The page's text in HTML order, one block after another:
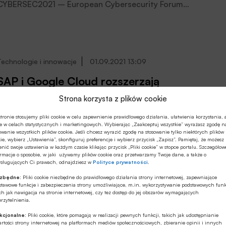
Strona korzysta z plików cookie
stosujemy pliki cookie w celu zapewnienie prawidłowego działania, ułatwienia korzystania, a
w celach statystycznych i marketingowych. Wybierając „Zaakceptuj wszystkie” wyrażasz zgodę
wszystkich plików cookie. Jeśli chcesz wyrazić zgodę na stosowanie tylko niektórych plików
wybierz „Ustawienia”, skonfiguruj preferencje i wybierz przycisk „Zapisz”. Pamiętaj, że możesz
swoje ustawienia w każdym czasie klikając przycisk „Pliki cookie” w stopce portalu.
o sposobie, w jaki używamy plików cookie oraz przetwarzamy Twoje dane, a także o
Ci prawach, odnajdziesz wPolityce prywatności
Pliki cookie niezbędne do prawidłowego działania strony internetowej, zapewniające
funkcje i zabezpieczenia strony umożliwiające, m.in. wykorzystywanie podstawowych
jak nawigacja na stronie internetowej, czy tez dostęp do jej obszarów wymagających
Pliki cookie, które pomagają w realizacji pewnych funkcji, takich jak udostępnianie
strony internetowej na platformach mediów społecznościowych, zbieranie opinii i innych
– European Cybersecurity Forum
Polskich. Rozmawiamy z nim o europejskim
i innowacje 01.09.2021 13:09
i Google Cloud rozszerzają
współpracę w Polsce
partnerstwa strategicznego pomiędzy
i Google Cloud ogłoszono 29 lipca. Program „RISE
SAP” ma przyspieszać migrację klientów i
biznesowych do chmury. Jego znaczenie dla
klientów było tematem spotkania 31 sierpnia z
dyrektor biznesowa Google Cloud w Polsce,
Holz, wiceprezes Google Cloud w regionie Europy
i Centralnej, Tom Kindermans, dyrektor
SAP odpowiedzialny za region Europy
rynku finansowego 14.10.2020 09:01
wprowadza kartę
i liczy na współpracę z